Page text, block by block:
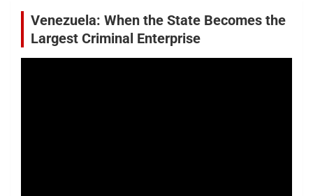
Venezuela: When the State Becomes the
Largest Criminal Enterprise